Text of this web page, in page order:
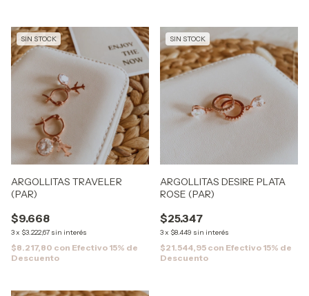
SIN STOCK
ARGOLLITAS TRAVELER
(PAR)
$9.668
3x $3.222,67 sin interés
$8.217,80 con Efectivo 15% de
Descuento
SIN STOCK
ARGOLLITAS DESIRE PLATA
ROSE (PAR)
$25.347
3x $8.449 sin interés
$21.544,95 con Efectivo 15% de
Descuento